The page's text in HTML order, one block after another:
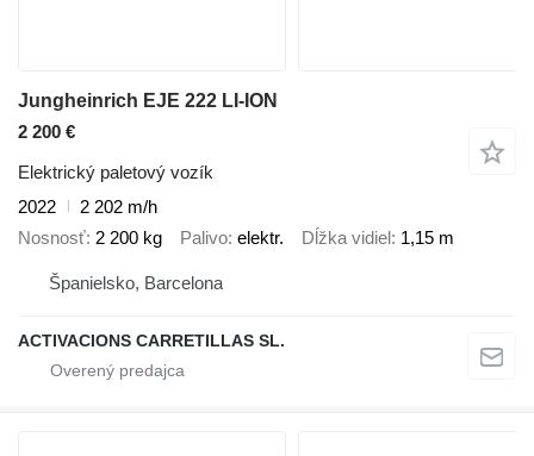
Jungheinrich EJE 222 LI-ION
2 200 €
Elektrický paletový vozík
2022
2 202 m/h
Nosnosť 2 200 kg Palivo elektr. Dĺžka vidiel 1,15 m
Španielsko, Barcelona
ACTIVACIONS CARRETILLAS SL.